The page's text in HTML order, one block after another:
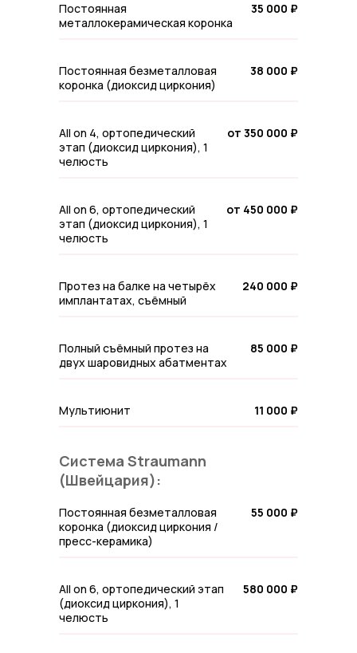
Постоянная
металлокерамическая коронка
35 000 ₽
Постоянная безметалловая
коронка (диоксид циркония)
38 000 ₽
All on 4, ортопедический
этап (диоксид циркония), 1
челюсть
от 350 000 ₽
All on 6, ортопедический
этап (диоксид циркония), 1
челюсть
от 450 000 ₽
Протез на балке на четырёх
имплантатах, съёмный
240 000 ₽
Полный съёмный протез на
двух шаровидных абатментах
85 000 ₽
Мультиюнит 11 000 ₽
Система Straumann
(Швейцария):
Постоянная безметалловая
коронка (диоксид циркония /
пресс-керамика)
55 000 ₽
All on 6, ортопедический этап
(диоксид циркония), 1
челюсть
580 000 ₽